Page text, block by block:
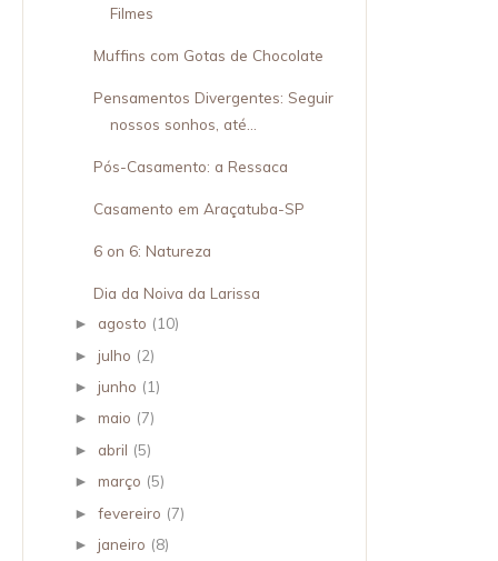
Filmes
Muffins com Gotas de Chocolate
Pensamentos Divergentes: Seguir
nossos sonhos, até...
Pós-Casamento: a Ressaca
Casamento em Araçatuba-SP
6 on 6: Natureza
Dia da Noiva da Larissa
► agosto (10)
► julho (2)
► junho (1)
►maio (7)
► abril (5)
►março (5)
►fevereiro (7)
► janeiro (8)